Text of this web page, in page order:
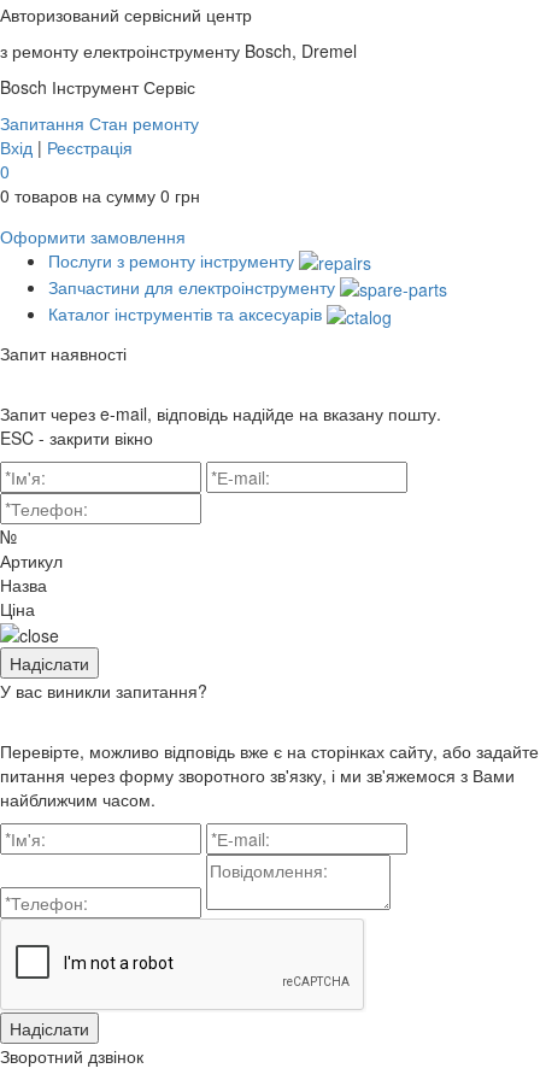
Авторизований сервісний центр
з ремонту електроінструменту Bosch, Dremel
Bosch Інструмент Сервіс
Запитання Стан ремонту
Вхід | Реєстрація
0
0 товаров на сумму 0 грн
Оформити замовлення
Послуги з ремонту інструменту
Запчастини для електроінструменту
Каталог інструментів та аксесуарів
Запит наявності
Запит через e-mail, відповідь надійде на вказану пошту.
ESC - закрити вікно
№
Артикул
Назва
Ціна
У вас виникли запитання?
Перевірте, можливо відповідь вже є на сторінках сайту, або задайте
питання через форму зворотного зв'язку, і ми зв'яжемося з Вами
найближчим часом.
Зворотний дзвінок